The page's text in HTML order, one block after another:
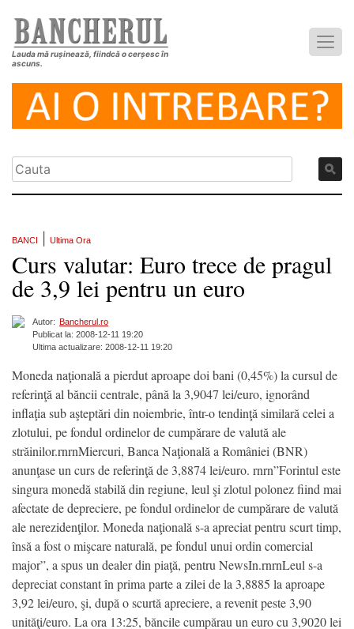
Lauda mă rușinează, fiindcă o cerșesc în
ascuns.
BANCI Ultima Ora
Curs valutar: Euro trece de pragul
de 3,9 lei pentru un euro
Autor: Bancherul.ro
Publicat la: 2008-12-11 19:20
Ultima actualizare: 2008-12-11 19:20
Moneda naţională a pierdut aproape doi bani (0,45%) la cursul de
referinţă al băncii centrale, până la 3,9047 lei/euro, ignorând
inflaţia sub aşteptări din noiembrie, într-o tendinţă similară celei a
zlotului, pe fondul ordinelor de cumpărare de valută ale
străinilor.rnrnMiercuri, Banca Naţională a României (BNR)
anunţase un curs de referinţă de 3,8874 lei/euro. rnrn”Forintul este
singura monedă stabilă din regiune, leul şi zlotul polonez fiind mai
afectate de depreciere, pe fondul ordinelor de cumpărare de valută
ale nerezidenţilor. Moneda naţională s-a apreciat pentru scurt timp,
însă a fost o mişcare naturală, pe fondul unui ordin comercial
major”, a spus un dealer din piaţă, pentru NewsIn.rnrnLeul s-a
depreciat constant în prima parte a zilei de la 3,8885 la aproape
3,92 lei/euro, şi, după o scurtă apreciere, a revenit peste 3,90
unităţi/euro. La ora 13:25, băncile cumpărau un euro cu 3,9020 lei